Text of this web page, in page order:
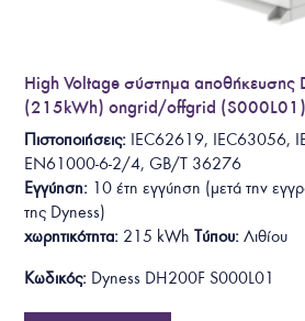
High Voltage σύστημα αποθήκευσης
(215kWh) ongrid/offgrid (S000L01)
Πιστοποιήσεις: IEC62619, IEC63056,
EN61000-6-2/4, GB/T 36276
Εγγύηση: 10 έτηεγγύηση (μετά την
της Dyness)
χωρητικότητα: 215 kWhΤύπου: Λιθίου
Κωδικός: Dyness DH200F S000L01